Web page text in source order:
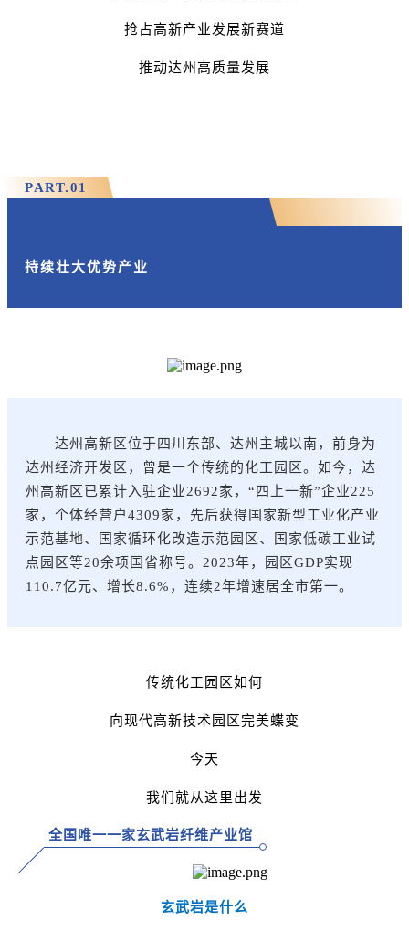
抢占高新产业发展新赛道
推动达州高质量发展
PART.01
持续壮大优势产业
达州高新区位于四川东部、达州主城以南，前身为
达州经济开发区，曾是一个传统的化工园区。如今，达
州高新区已累计入驻企业2692家，“四上一新”企业225
家，个体经营户4309家，先后获得国家新型工业化产业
示范基地、国家循环化改造示范园区、国家低碳工业试
点园区等20余项国省称号。2023年，园区GDP实现
110.7亿元、增长8.6%，连续2年增速居全市第一。
传统化工园区如何
向现代高新技术园区完美蝶变
今天
我们就从这里出发
全国唯一一家玄武岩纤维产业馆
玄武岩是什么